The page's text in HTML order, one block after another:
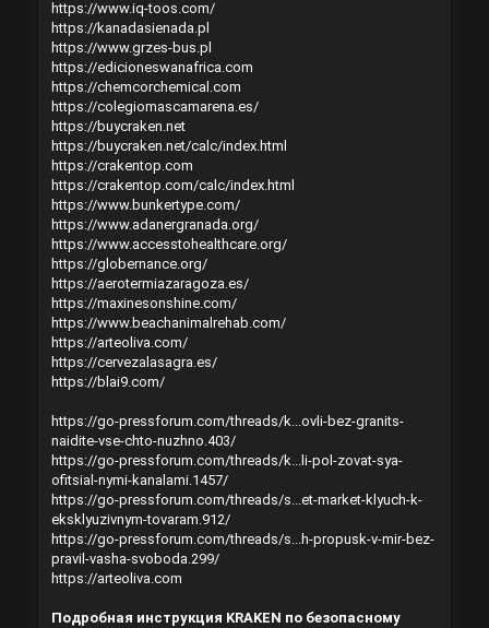
https://www.iq-toos.com/
https://kanadasienada.pl
https://www.grzes-bus.pl
https://edicioneswanafrica.com
https://chemcorchemical.com
https://colegiomascamarena.es/
https://buycraken.net
https://buycraken.net/calc/index.html
https://crakentop.com
https://crakentop.com/calc/index.html
https://www.bunkertype.com/
https://www.adanergranada.org/
https://www.accesstohealthcare.org/
https://globernance.org/
https://aerotermiazaragoza.es/
https://maxinesonshine.com/
https://www.beachanimalrehab.com/
https://arteoliva.com/
https://cervezalasagra.es/
https://blai9.com/
https://go-pressforum.com/threads/k...ovli-bez-granits-
naidite-vse-chto-nuzhno.403/
https://go-pressforum.com/threads/k...li-pol-zovat-sya-
ofitsial-nymi-kanalami.1457/
https://go-pressforum.com/threads/s...et-market-klyuch-k-
eksklyuzivnym-tovaram.912/
https://go-pressforum.com/threads/s...h-propusk-v-mir-bez-
pravil-vasha-svoboda.299/
https://arteoliva.com
Подробная инструкция KRAKEN по безопасному